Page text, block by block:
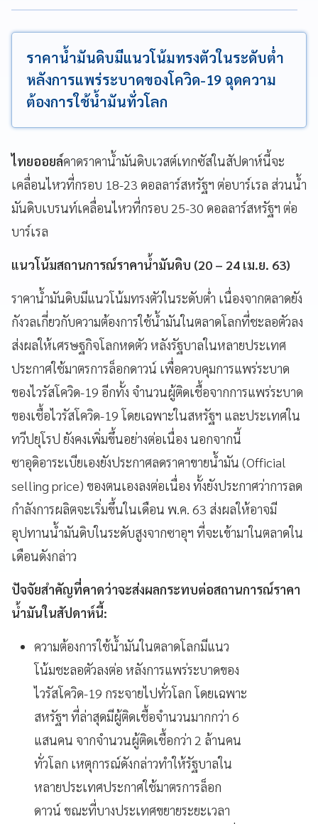
ราคาน้ำมันดิบมีแนวโน้มทรงตัวในระดับต่ำ
หลังการแพร่ระบาดของโควิด-19 ฉุดความ
ต้องการใช้น้ำมันทั่วโลก
ไทยออยล์คาดราคาน้ำมันดิบเวสต์เทกซัสในสัปดาห์นี้จะ
เคลื่อนไหวที่กรอบ 18-23 ดอลลาร์สหรัฐฯ ต่อบาร์เรล ส่วนน้ำ
มันดิบเบรนท์เคลื่อนไหวที่กรอบ 25-30 ดอลลาร์สหรัฐฯ ต่อ
บาร์เรล
แนวโน้มสถานการณ์ราคาน้ำมันดิบ (20 – 24 เม.ย. 63)
ราคาน้ำมันดิบมีแนวโน้มทรงตัวในระดับต่ำ เนื่องจากตลาดยัง
กังวลเกี่ยวกับความต้องการใช้น้ำมันในตลาดโลกที่ชะลอตัวลง
ส่งผลให้เศรษฐกิจโลกหดตัว หลังรัฐบาลในหลายประเทศ
ประกาศใช้มาตรการล็อกดาวน์ เพื่อควบคุมการแพร่ระบาด
ของไวรัสโควิด-19 อีกทั้ง จำนวนผู้ติดเชื้อจากการแพร่ระบาด
ของเชื้อไวรัสโควิด-19โดยเฉพาะในสหรัฐฯ และประเทศใน
ทวีปยุโรป ยังคงเพิ่มขึ้นอย่างต่อเนื่อง นอกจากนี้
ซาอุดิอาระเบียเองยังประกาศลดราคาขายน้ำมัน (Official
selling price) ของตนเองลงต่อเนื่อง ทั้งยังประกาศว่าการลด
กำลังการผลิตจะเริ่มขึ้นในเดือน พ.ค. 63 ส่งผลให้อาจมี
อุปทานน้ำมันดิบในระดับสูงจากซาอุฯ ที่จะเข้ามาในตลาดใน
เดือนดังกล่าว
ปัจจัยสำคัญที่คาดว่าจะส่งผลกระทบต่อสถานการณ์ราคา
น้ำมันในสัปดาห์นี้:
ความต้องการใช้น้ำมันในตลาดโลกมีแนว
โน้มชะลอตัวลงต่อ หลังการแพร่ระบาดของ
ไวรัสโควิด-19 กระจายไปทั่วโลก โดยเฉพาะ
สหรัฐฯ ที่ล่าสุดมีผู้ติดเชื้อจำนวนมากกว่า 6
แสนคน จากจำนวนผู้ติดเชื้อกว่า 2 ล้านคน
ทั่วโลก เหตุการณ์ดังกล่าวทำให้รัฐบาลใน
หลายประเทศประกาศใช้มาตรการล็อก
ดาวน์ ขณะที่บางประเทศขยายระยะเวลา